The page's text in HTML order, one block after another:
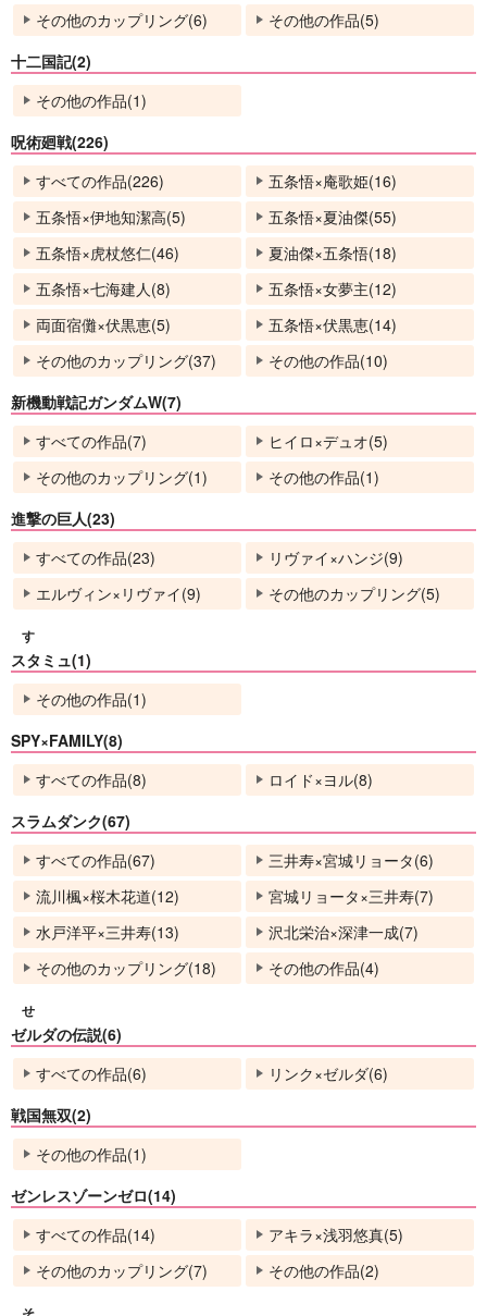
その他のカップリング(6)
その他の作品(5)
十二国記(2)
その他の作品(1)
呪術廻戦(226)
すべての作品(226)
五条悟×庵歌姫(16)
五条悟×伊地知潔高(5)
五条悟×夏油傑(55)
五条悟×虎杖悠仁(46)
夏油傑×五条悟(18)
五条悟×七海建人(8)
五条悟×女夢主(12)
両面宿儺×伏黒恵(5)
五条悟×伏黒恵(14)
その他のカップリング(37)
その他の作品(10)
新機動戦記ガンダムW(7)
すべての作品(7)
ヒイロ×デュオ(5)
その他のカップリング(1)
その他の作品(1)
進撃の巨人(23)
すべての作品(23)
リヴァイ×ハンジ(9)
エルヴィン×リヴァイ(9)
その他のカップリング(5)
す
スタミュ(1)
その他の作品(1)
SPY×FAMILY(8)
すべての作品(8)
ロイド×ヨル(8)
スラムダンク(67)
すべての作品(67)
三井寿×宮城リョータ(6)
流川楓×桜木花道(12)
宮城リョータ×三井寿(7)
水戸洋平×三井寿(13)
沢北栄治×深津一成(7)
その他のカップリング(18)
その他の作品(4)
せ
ゼルダの伝説(6)
すべての作品(6)
リンク×ゼルダ(6)
戦国無双(2)
その他の作品(1)
ゼンレスゾーンゼロ(14)
すべての作品(14)
アキラ×浅羽悠真(5)
その他のカップリング(7)
その他の作品(2)